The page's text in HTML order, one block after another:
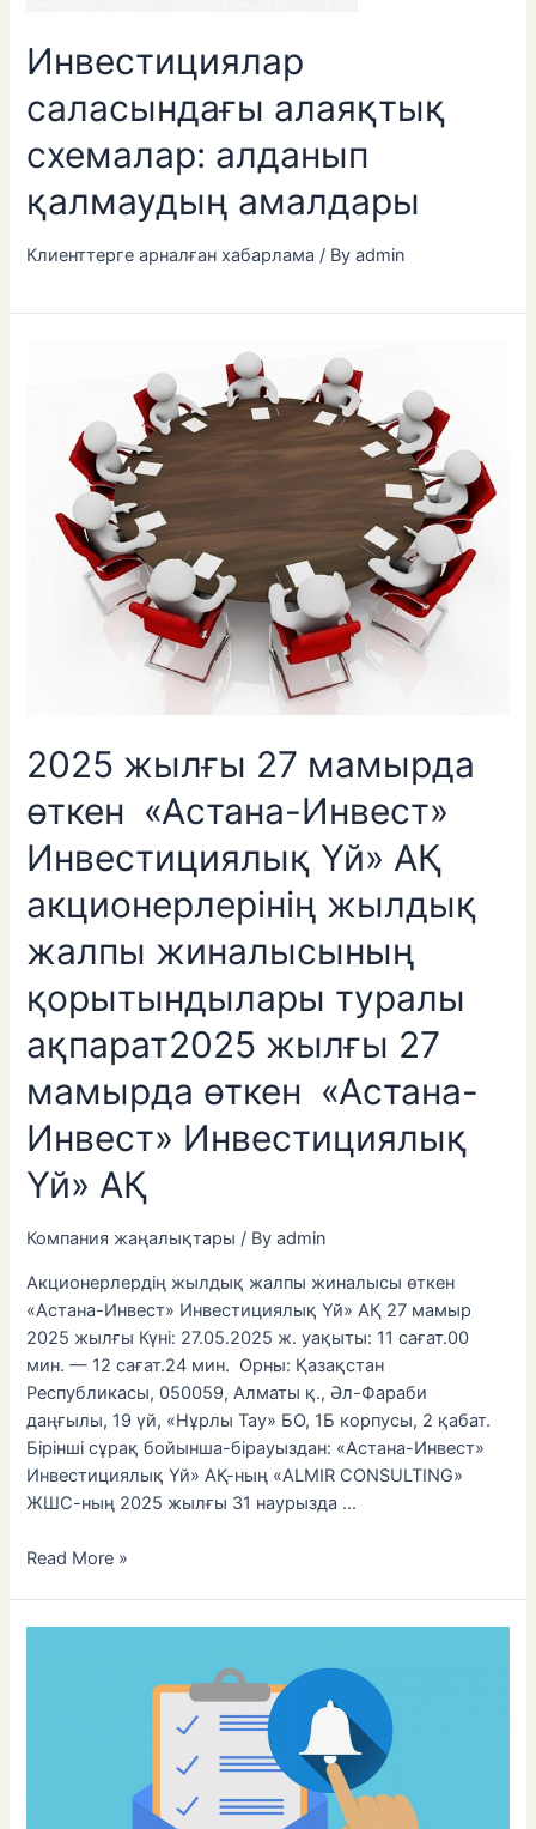
Инвестициялар
саласындағы алаяқтық
схемалар: алданып
қалмаудың амалдары
Клиенттерге арналған хабарлама / Byadmin
2025 жылғы 27 мамырда
өткен «Астана-Инвест»
Инвестициялық Үй» АҚ
акционерлерінің жылдық
жалпы жиналысының
қорытындылары туралы
ақпарат2025 жылғы 27
мамырда өткен «Астана-
Инвест» Инвестициялық
Үй» АҚ
Компания жаңалықтары / Byadmin
Акционерлердің жылдық жалпы жиналысы өткен
«Астана-Инвест» Инвестициялық Үй» АҚ 27 мамыр
2025 жылғы Күні: 27.05.2025 ж. уақыты: 11 сағат.00
мин. — 12 сағат.24 мин. Орны: Қазақстан
Республикасы, 050059, Алматы қ., Әл-Фараби
даңғылы, 19 үй, «Нұрлы Тау» БО, 1Б корпусы, 2 қабат.
Бірінші сұрақ бойынша-бірауыздан: «Астана-Инвест»
Инвестициялық Үй» АҚ-ның «ALMIR CONSULTING»
ЖШС-ның 2025 жылғы 31 наурызда …
мамырда
өткен
«Астана-
Инвест»
Инвестициялық
акционерлерінің
туралы
жылғы
27
мамырда
өткен
«Астана-
Инвест»
Инвестициялық
Үй»
АҚ
Read More »
клиенттердің